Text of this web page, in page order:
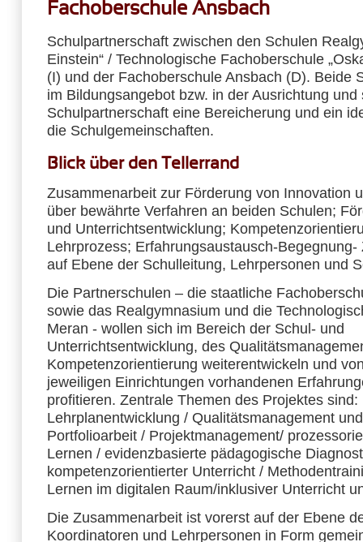
Fachoberschule Ansbach
Schulpartnerschaft zwischen den Schulen
Einstein“ / Technologische Fachoberschule
(I) und der Fachoberschule Ansbach (D). Beide
im Bildungsangebot bzw. in der Ausrichtung und
Schulpartnerschaft eine Bereicherung und ein
die Schulgemeinschaften.
Blick über den Tellerrand
Zusammenarbeit zur Förderung von Innovation
über bewährte Verfahren an beiden Schulen;
und Unterrichtsentwicklung;
Lehrprozess; Erfahrungsaustausch-Begegnung-
auf Ebene der Schulleitung, Lehrpersonen und
Die Partnerschulen – die staatliche
sowie das Realgymnasium und die
Meran - wollen sich im Bereich der Schul- und
Unterrichtsentwicklung, des
Kompetenzorientierung weiterentwickeln und
jeweiligen Einrichtungen vorhandenen
profitieren. Zentrale Themen des Projektes sind:
Lehrplanentwicklung / Qualitätsmanagement
Portfolioarbeit / Projektmanagement/
Lernen / evidenzbasierte pädagogische
kompetenzorientierter Unterricht /
Lernen im digitalen Raum/inklusiver Unterricht
Die Zusammenarbeit ist vorerst auf der Ebene
Koordinatoren und Lehrpersonen in Form